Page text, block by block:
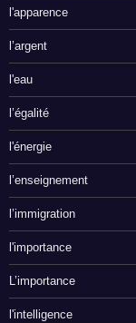
l'apparence
l’argent
l'eau
l’égalité
l'énergie
l’enseignement
l’immigration
l'importance
L’importance
l'intelligence